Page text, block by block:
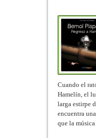
Cuando el
Hamelín, el
larga estirpe
encuentra
que la